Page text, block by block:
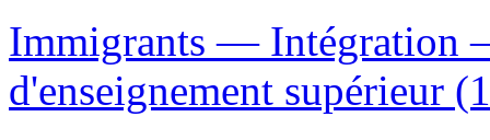
Immigrants — Intégration
d'enseignement supérieur